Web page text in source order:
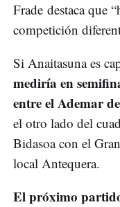
Frade destaca que
competición
Si Anaitasuna es
mediría en
entre el Ademar
el otro lado del
Bidasoa con el
local Antequera.
El próximo